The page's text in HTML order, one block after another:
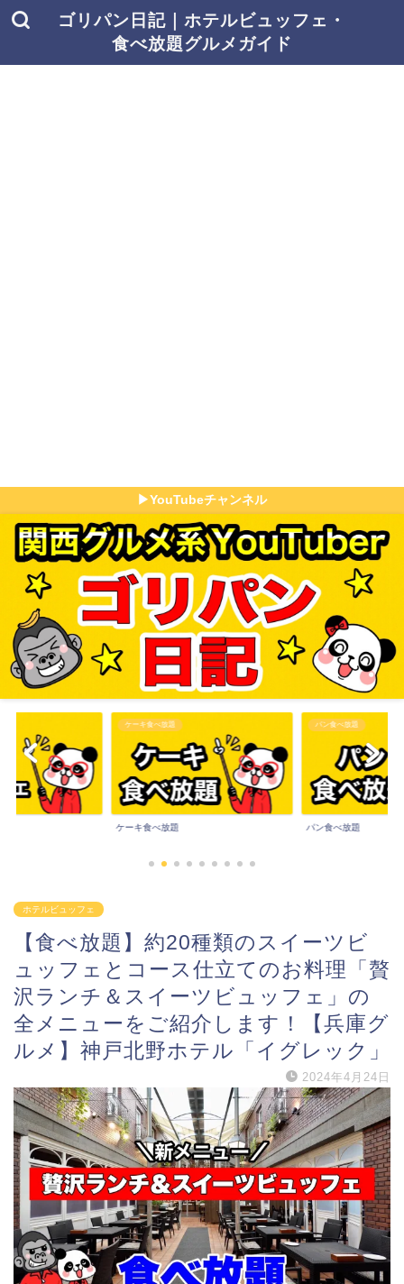
ゴリパン日記｜ホテルビュッフェ・
食べ放題グルメガイド
▶YouTubeチャンネル
パン食べ放題
パン食べ放題
その他食べ放題
その他食べ放題
ホテルビュッフェ
【食べ放題】約20種類のスイーツビ
ュッフェとコース仕立てのお料理「贅
沢ランチ＆スイーツビュッフェ」の
全メニューをご紹介します！【兵庫グ
ルメ】神戸北野ホテル「イグレック」
2024年4月24日